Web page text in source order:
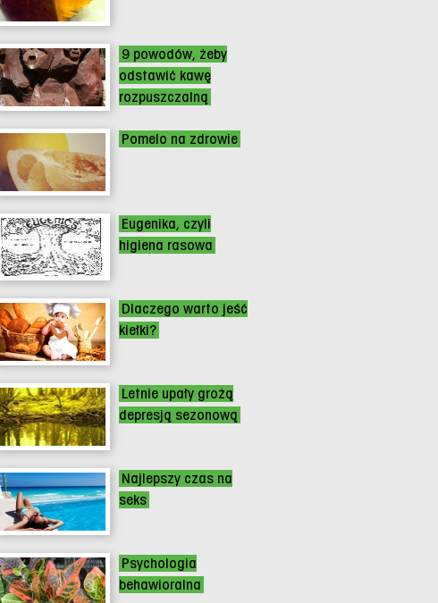
9 powodów, żeby
odstawić kawę
rozpuszczalną
Pomelo na zdrowie
Eugenika, czyli
higiena rasowa
Dlaczego warto jeść
kiełki?
Letnie upały grożą
depresją sezonową
Najlepszy czas na
seks
Psychologia
behawioralna